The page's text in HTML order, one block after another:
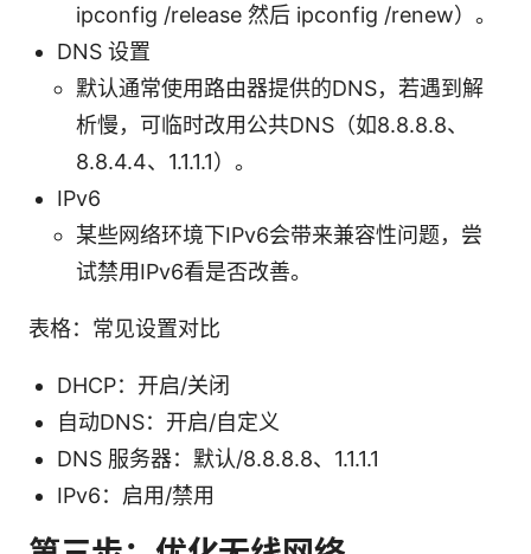
ipconfig /release 然后 ipconfig /renew）。
DNS 设置
默认通常使用路由器提供的DNS，若遇到解
析慢，可临时改用公共DNS（如8.8.8.8、
8.8.4.4、1.1.1.1）。
IPv6
某些网络环境下IPv6会带来兼容性问题，尝
试禁用IPv6看是否改善。
表格：常见设置对比
DHCP：开启/关闭
自动DNS：开启/自定义
DNS 服务器：默认/8.8.8.8、1.1.1.1
IPv6：启用/禁用